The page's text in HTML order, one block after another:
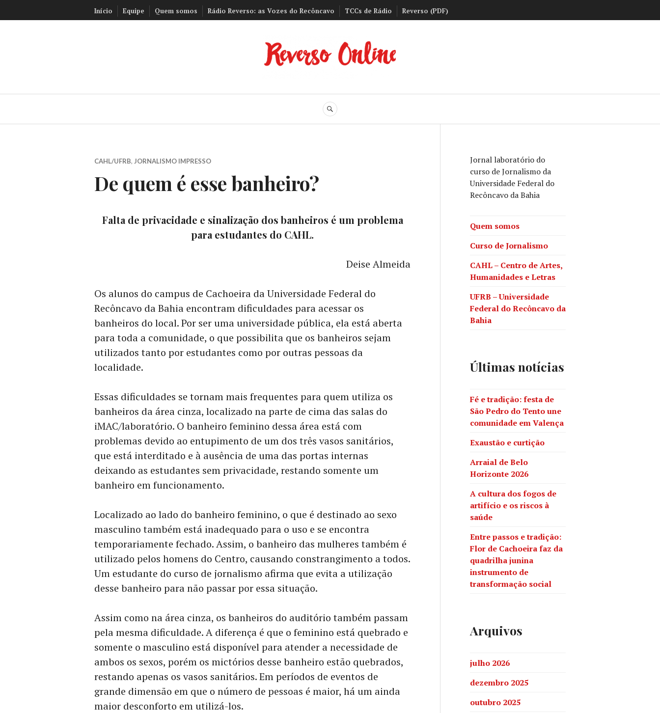
para
Início Equipe Quem somos Rádio Reverso: as Vozes do Recôncavo TCCs de Rádio Reverso (PDF)
Reverso Online
BUSCA
CAHL/UFRB, JORNALISMO IMPRESSO
De quem é esse banheiro?
Falta de privacidade e sinalização dos banheiros é um problema
para estudantes do CAHL.
Deise Almeida
Os alunos do campus de Cachoeira da Universidade Federal do
Recôncavo da Bahia encontram dificuldades para acessar os
banheiros do local. Por ser uma universidade pública, ela está aberta
para toda a comunidade, o que possibilita que os banheiros sejam
utilizados tanto por estudantes como por outras pessoas da
localidade.
Essas dificuldades se tornam mais frequentes para quem utiliza os
banheiros da área cinza, localizado na parte de cima das salas do
iMAC/laboratório. O banheiro feminino dessa área está com
problemas devido ao entupimento de um dos três vasos sanitários,
que está interditado e à ausência de uma das portas internas
deixando as estudantes sem privacidade, restando somente um
banheiro em funcionamento.
Localizado ao lado do banheiro feminino, o que é destinado ao sexo
masculino também está inadequado para o uso e se encontra
temporariamente fechado. Assim, o banheiro das mulheres também é
utilizado pelos homens do Centro, causando constrangimento a todos.
Um estudante do curso de jornalismo afirma que evita a utilização
desse banheiro para não passar por essa situação.
Assim como na área cinza, os banheiros do auditório também passam
pela mesma dificuldade. A diferença é que o feminino está quebrado e
somente o masculino está disponível para atender a necessidade de
ambos os sexos, porém os mictórios desse banheiro estão quebrados,
restando apenas os vasos sanitários. Em períodos de eventos de
grande dimensão em que o número de pessoas é maior, há um ainda
maior desconforto em utilizá-los.
Jornal laboratório do
curso de Jornalismo da
Universidade Federal do
Recôncavo da Bahia
Quem somos
Curso de Jornalismo
CAHL – Centro de Artes,
Humanidades e Letras
UFRB – Universidade
Federal do Recôncavo da
Bahia
Últimas notícias
Fé e tradição: festa de
São Pedro do Tento une
comunidade em Valença
Exaustão e curtição
Arraial de Belo
Horizonte 2026
A cultura dos fogos de
artifício e os riscos à
saúde
Entre passos e tradição:
Flor de Cachoeira faz da
quadrilha junina
instrumento de
transformação social
Arquivos
julho 2026
dezembro 2025
outubro 2025